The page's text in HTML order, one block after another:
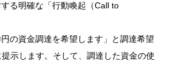
る明確な「行動喚起（Call to
の資金調達を希望します」と調達希望
示します。そして、調達した資金の使